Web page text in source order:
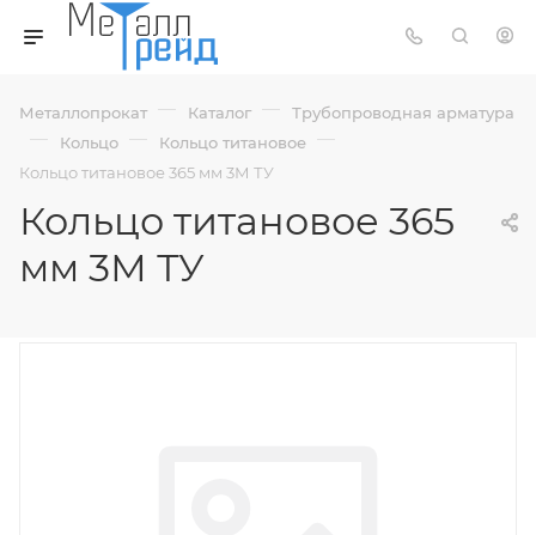
Металлопрокат — Каталог — Трубопроводная арматура
— Кольцо — Кольцо титановое —
Кольцо титановое 365 мм 3М ТУ
Кольцо титановое 365
мм 3М ТУ